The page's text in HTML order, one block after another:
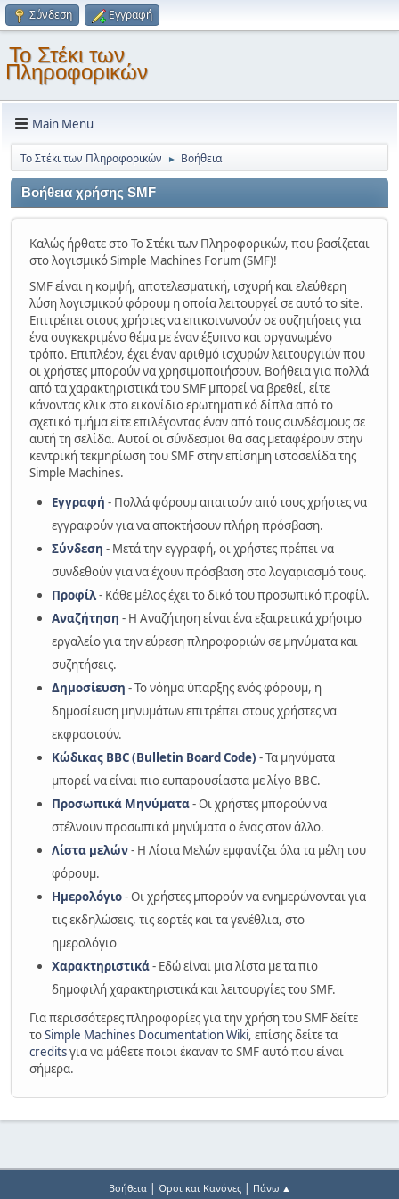
Σύνδεση Εγγραφή
Το Στέκι των
Πληροφορικών
Main Menu
Το Στέκι των Πληροφορικών ► Βοήθεια
Βοήθεια χρήσης SMF
Καλώς ήρθατε στο Το Στέκι των Πληροφορικών, που βασίζεται
στο λογισμικό Simple Machines Forum (SMF)!
SMF είναι η κομψή, αποτελεσματική, ισχυρή και ελεύθερη
λύση λογισμικού φόρουμ η οποία λειτουργεί σε αυτό το site.
Επιτρέπει στους χρήστες να επικοινωνούν σε συζητήσεις για
ένα συγκεκριμένο θέμα με έναν έξυπνο και οργανωμένο
τρόπο. Επιπλέον, έχει έναν αριθμό ισχυρών λειτουργιών που
οι χρήστες μπορούν να χρησιμοποιήσουν. Βοήθεια για πολλά
από τα χαρακτηριστικά του SMF μπορεί να βρεθεί, είτε
κάνοντας κλικ στο εικονίδιο ερωτηματικό δίπλα από το
σχετικό τμήμα είτε επιλέγοντας έναν από τους συνδέσμους σε
αυτή τη σελίδα. Αυτοί οι σύνδεσμοι θα σας μεταφέρουν στην
κεντρική τεκμηρίωση του SMF στην επίσημη ιστοσελίδα της
Simple Machines.
Εγγραφή - Πολλά φόρουμ απαιτούν από τους χρήστες να
εγγραφούν για να αποκτήσουν πλήρη πρόσβαση.
Σύνδεση - Μετά την εγγραφή, οι χρήστες πρέπει να
συνδεθούν για να έχουν πρόσβαση στο λογαριασμό τους.
Προφίλ- Κάθε μέλος έχει το δικό του προσωπικό προφίλ.
Αναζήτηση - Η Αναζήτηση είναι ένα εξαιρετικά χρήσιμο
εργαλείο για την εύρεση πληροφοριών σε μηνύματα και
συζητήσεις.
Δημοσίευση - Το νόημα ύπαρξης ενός φόρουμ, η
δημοσίευση μηνυμάτων επιτρέπει στους χρήστες να
εκφραστούν.
Κώδικας BBC (Bulletin Board Code) - Τα μηνύματα
μπορεί να είναι πιο ευπαρουσίαστα με λίγο BBC.
Προσωπικά Μηνύματα- Οι χρήστες μπορούν να
στέλνουν προσωπικά μηνύματα ο ένας στον άλλο.
Λίστα μελών- Η Λίστα Μελών εμφανίζει όλα τα μέλη του
φόρουμ.
Ημερολόγιο- Οι χρήστες μπορούν να ενημερώνονται για
τις εκδηλώσεις, τις εορτές και τα γενέθλια, στο
ημερολόγιο
Χαρακτηριστικά- Εδώ είναι μια λίστα με τα πιο
δημοφιλή χαρακτηριστικά και λειτουργίες του SMF.
Για περισσότερες πληροφορίες για την χρήση του SMF δείτε
τοSimple Machines Documentation Wiki, επίσης δείτε τα
creditsγια να μάθετε ποιοι έκαναν το SMF αυτό που είναι
σήμερα.
Βοήθεια| Όροι και Κανόνες| Πάνω ▲